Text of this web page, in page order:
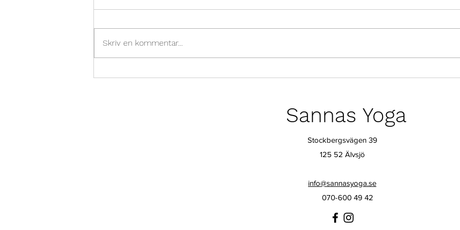
Skriv en kommentar...
Sannas Yoga
Stockbergsvägen 39
125 52 Älvsjö
info@sannasyoga.se
070-600 49 42